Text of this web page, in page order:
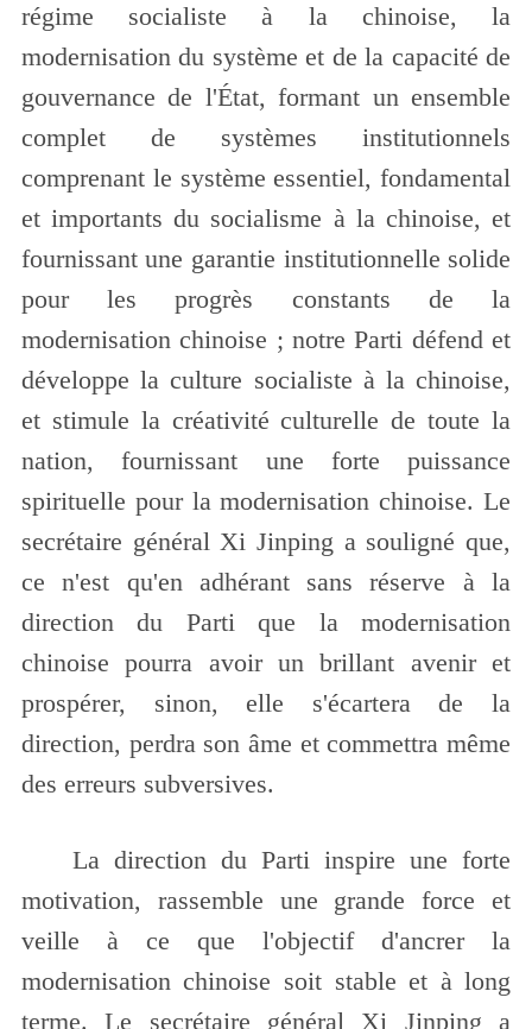
régime socialiste à la chinoise, la
modernisation du système et de la capacité de
gouvernance de l'État, formant un ensemble
complet de systèmes institutionnels
comprenant le système essentiel, fondamental
et importants du socialisme à la chinoise, et
fournissant une garantie institutionnelle solide
pour les progrès constants de la
modernisation chinoise ; notre Parti défend et
développe la culture socialiste à la chinoise,
et stimule la créativité culturelle de toute la
nation, fournissant une forte puissance
spirituelle pour la modernisation chinoise. Le
secrétaire général Xi Jinping a souligné que,
ce n'est qu'en adhérant sans réserve à la
direction du Parti que la modernisation
chinoise pourra avoir un brillant avenir et
prospérer, sinon, elle s'écartera de la
direction, perdra son âme et commettra même
des erreurs subversives.
La direction du Parti inspire une forte
motivation, rassemble une grande force et
veille à ce que l'objectif d'ancrer la
modernisation chinoise soit stable et à long
terme. Le secrétaire général Xi Jinping a